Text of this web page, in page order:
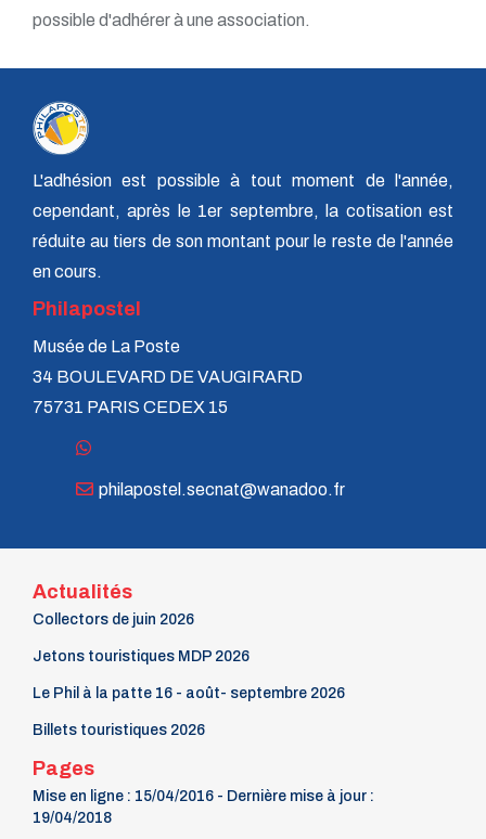
possible d'adhérer à une association.
L'adhésion est possible à tout moment de l'année,
cependant, après le 1er septembre, la cotisation est
réduite au tiers de son montant pour le reste de l'année
en cours.
Philapostel
Musée de La Poste
34 BOULEVARD DE VAUGIRARD
75731 PARIS CEDEX 15
philapostel.secnat@wanadoo.fr
Actualités
Collectors de juin 2026
Jetons touristiques MDP 2026
Le Phil à la patte 16 - août- septembre 2026
Billets touristiques 2026
Pages
Mise en ligne : 15/04/2016 - Dernière mise à jour :
19/04/2018